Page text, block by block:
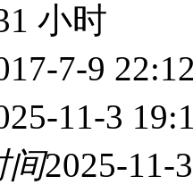
小时
7-9
11-3
间2025-11-